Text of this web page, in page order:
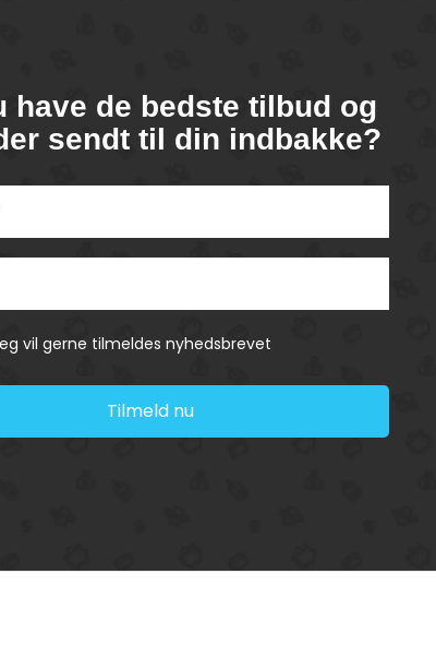
have de bedste tilbud og
sendt til din indbakke?
vil gerne tilmeldes nyhedsbrevet
Tilmeld nu